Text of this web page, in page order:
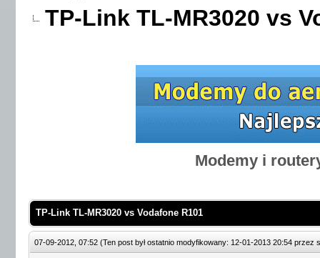
TP-Link TL-MR3020 vs
Modemy i
TP-Link TL-MR3020 vs Vodafone R101
07-09-2012, 07:52 (Ten post był ostatnio modyfikowany: 12-01-2013 20:54 przez